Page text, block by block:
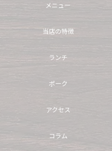
メニュー
当店の特徴
ランチ
ポーク
アクセス
コラム